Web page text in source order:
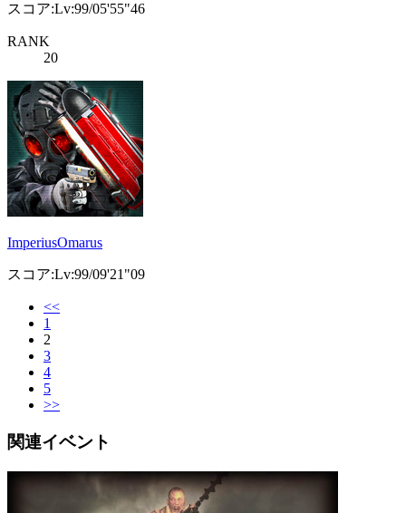
スコア:Lv:99/05'55"46
RANK
20
ImperiusOmarus
スコア:Lv:99/09'21"09
<<
1
2
3
4
5
>>
関連イベント